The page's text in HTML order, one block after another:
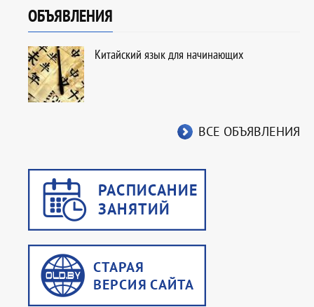
ОБЪЯВЛЕНИЯ
Китайский язык для начинающих
ВСЕ ОБЪЯВЛЕНИЯ